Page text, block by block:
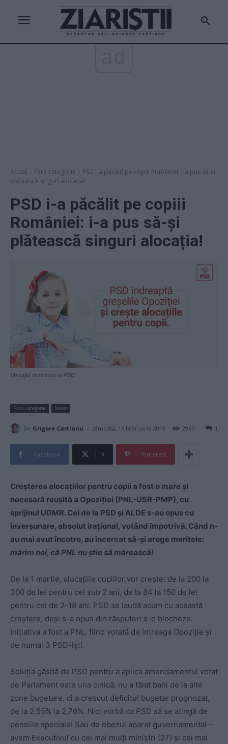
Acasă Fără categorie
PSD i-a păcălit pe copiii României: i-a pus să-și
plătească singuri alocația!
PSD i-a păcălit pe copiii
României: i-a pus să-și
plătească singuri alocația!
Mesajul mincinos al PSD
Fără categorie News
De Grigore Cartianu - sâmbătă, 16 februarie 2019 1
2967
Facebook X Pinterest
Creșterea alocațiilor pentru copii a fost o mare și
necesară reușită a Opoziției (PNL-USR-PMP), cu
sprijinul UDMR. Cei de la PSD și ALDE s-au opus cu
înverșunare, absolut irațional, votând împotrivă. Când n-
au mai avut încotro, au încercat să-și aroge meritele:
mărim noi, că PNL nu știe să mărească!
De la 1 martie, alocațiile copiilor vor crește: de la 200 la
300 de lei pentru cei sub 2 ani, de la 84 la 150 de lei
pentru cei de 2-18 ani. PSD se laudă acum cu această
creștere, deși s-a opus din răsputeri s-o blocheze.
Inițiativa a fost a PNL, fiind votată de întreaga Opoziție și
de numai 3 PSD-iști.
Soluția găsită de PSD pentru a aplica amendamentul votat
de Parlament este una cinică: nu a tăiat bani de la alte
zone bugetare, ci a crescut deficitul bugetar prognozat,
de la 2,55% la 2,76%. Nici vorbă ca PSD să se atingă de
pensiile speciale! Sau de obezul aparat guvernamental –
avem Executivul cu cei mai mulți miniștri (27) și cei mai